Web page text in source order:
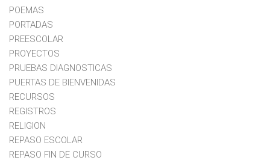
POEMAS
PORTADAS
PREESCOLAR
PROYECTOS
PRUEBAS DIAGNOSTICAS
PUERTAS DE BIENVENIDAS
RECURSOS
REGISTROS
RELIGION
REPASO ESCOLAR
REPASO FIN DE CURSO